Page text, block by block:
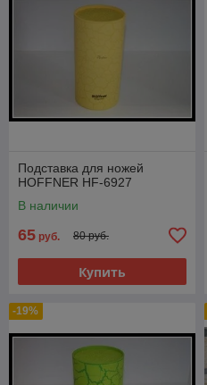
Подставка для ножей
HOFFNER HF-6927
В наличии
65 руб. 80 руб.
Купить
-19%